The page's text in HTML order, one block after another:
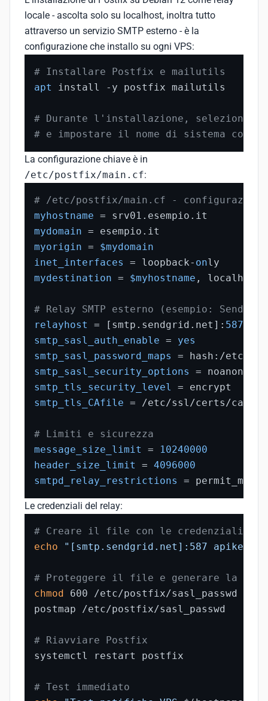
locale - ascolta solo su localhost, inoltra tutto
attraverso un servizio SMTP esterno - è la
configurazione che installo su ogni VPS:
# Installare Postfix e mailutils
apt
install -y postfix mailutils
# Durante l'installazione,
# e impostare il nome di sistema come
La configurazione chiave è in
/etc/postfix/main.cf:
# /etc/postfix/main.cf - configurazione
myhostname
mydomain
myorigin = $mydomain
inet_interfaces
= loopback- on
mydestination = $myhostname , localhost.
# Relay SMTP esterno (esempio:
relayhost
= [smtp.sendgrid.net]: 587
smtp_sasl_auth_enable = yes
smtp_sasl_password_maps
smtp_sasl_security_options
smtp_tls_security_level
smtp_tls_CAfile = /etc/ssl/certs/ca-
# Limiti e sicurezza
message_size_limit
=
10240000
header_size_limit
= 4096000
smtpd_relay_restrictions
=
Le credenziali del relay:
# Creare il file con le credenziali
echo
"[smtp.sendgrid.net]:587
# Proteggere il file e generare la
chmod 600 /etc/postfix/sasl_passwd
postmap /etc/postfix/sasl_passwd
# Riavviare Postfix
systemctl restart postfix
# Test immediato